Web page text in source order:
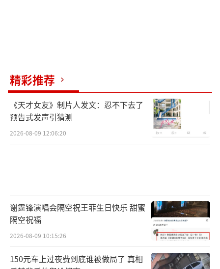
精彩推荐
《天才女友》制片人发文：忍不下去了
预告式发声引猜测
2026-08-09 12:06:20
谢霆锋演唱会隔空祝王菲生日快乐 甜蜜
隔空祝福
2026-08-09 10:15:26
150元车上过夜费到底谁被做局了 真相